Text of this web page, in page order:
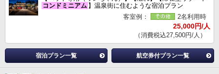
コンドミニアム 】温泉街に住むような宿泊プラン
客室例：
2名利用時
25,000円/人
（消費税込27,500円/人）
宿泊プラン一覧 航空券付プラン一覧